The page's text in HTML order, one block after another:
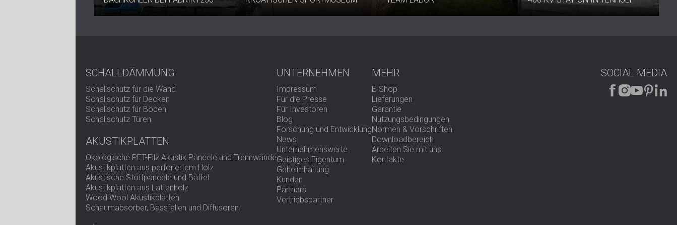
SCHALLDÄMMUNG
Schallschutz für die Wand
Schallschutz für Decken
Schallschutz für Böden
Schallschutz Türen
AKUSTIKPLATTEN
Ökologische PET-Filz Akustik Paneele und Trennwände
Akustikplatten aus perforiertem Holz
Akustische Stoffpaneele und Baffel
Akustikplatten aus Lattenholz
Wood Wool Akustikplatten
Schaumabsorber, Bassfallen und Diffusoren
UNTERNEHMEN
Impressum
Für die Presse
Für Investoren
Blog
Forschung und Entwicklung
News
Unternehmenswerte
Geistiges Eigentum
Geheimhaltung
Kunden
Partners
Vertriebspartner
MEHR
E-Shop
Lieferungen
Garantie
Nutzungsbedingungen
Normen & Vorschriften
Downloadbereich
Arbeiten Sie mit uns
Kontakte
SOCIAL MEDIA